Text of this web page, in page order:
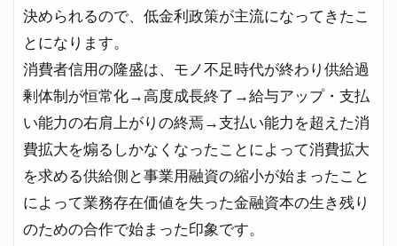
決められるので、低金利政策が主流になってきたこ
とになります。
消費者信用の隆盛は、モノ不足時代が終わり供給過
剰体制が恒常化→高度成長終了→給与アップ・支払
い能力の右肩上がりの終焉→支払い能力を超えた消
費拡大を煽るしかなくなったことによって消費拡大
を求める供給側と事業用融資の縮小が始まったこと
によって業務存在価値を失った金融資本の生き残り
のための合作で始まった印象です。